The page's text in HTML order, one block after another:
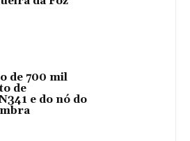
de 700 mil
de
e do nó do